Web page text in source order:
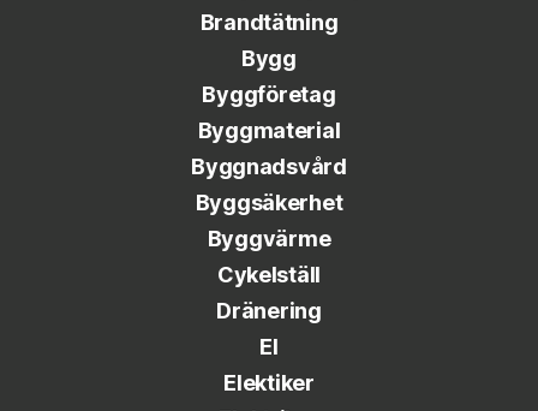
Brandtätning
Bygg
Byggföretag
Byggmaterial
Byggnadsvård
Byggsäkerhet
Byggvärme
Cykelställ
Dränering
El
Elektiker